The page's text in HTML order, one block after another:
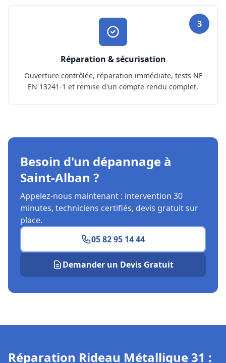
3
Réparation & sécurisation
Ouverture contrôlée, réparation immédiate, tests NF
EN 13241-1 et remise d'un compte rendu complet.
Besoin d'un dépannage à
Saint-Alban ?
Appelez-nous maintenant : intervention 30
minutes, techniciens certifiés, devis gratuit sur
place.
05 82 95 14 44
Demander un Devis Gratuit
Réparation Rideau Métallique 31 :